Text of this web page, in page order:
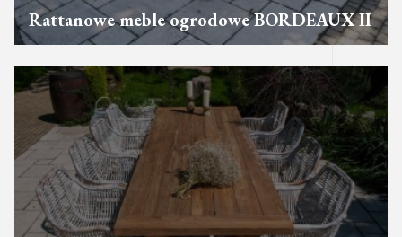
Rattanowe meble ogrodowe BORDEAUX II